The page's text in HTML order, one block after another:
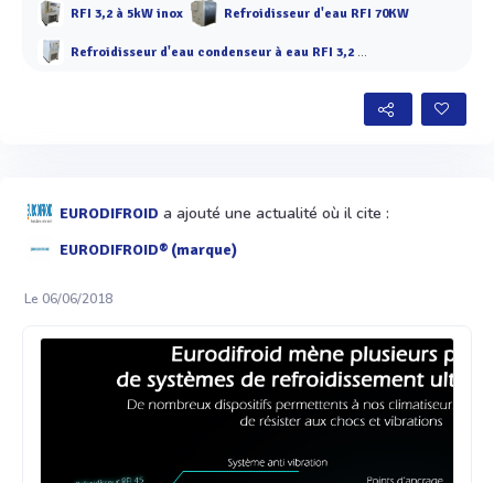
RFI 3,2 à 5kW inox Refroidisseur d'eau RFI 70KW
Refroidisseur d'eau condenseur à eau RFI 3,2 à 9 kW
EURODIFROID a ajouté une actualité où il cite :
EURODIFROID® (marque)
Le 06/06/2018